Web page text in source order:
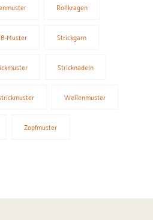
Rollkragen
Muster Strickgarn
Stricknadeln
Wellenmuster
Zopfmuster